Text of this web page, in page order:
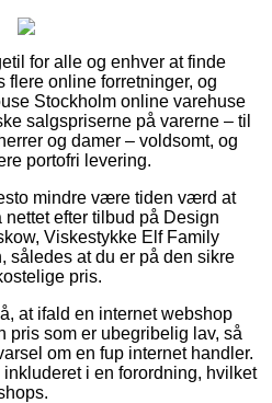
for alle og enhver at finde
flere online forretninger, og
Stockholm online varehuse
salgspriserne på varerne – til
og damer – voldsomt, og
portofri levering.
mindre være tiden værd at
efter tilbud på Design
Viskestykke Elf Family
således at du er på den sikre
pris.
at ifald en internet webshop
pris som er ubegribelig lav, så
om en fup internet handler.
i en forordning, hvilket